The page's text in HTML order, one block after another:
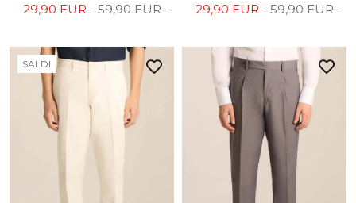
29,90 EUR
59,90 EUR
29,90 EUR
59,90 EUR
SALDI